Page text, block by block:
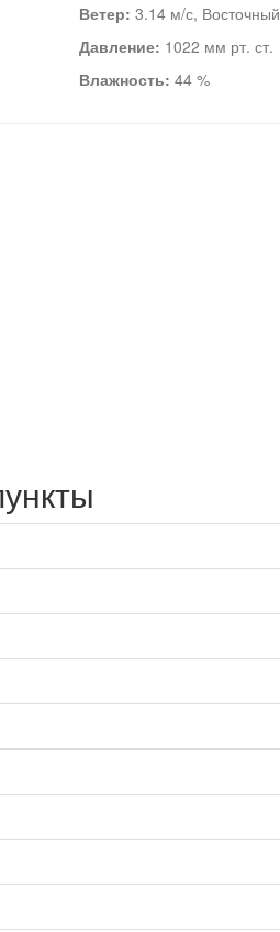
Ветер: 3.14 м/с, Восточный
Давление: 1022 мм рт. ст.
Влажность: 44 %